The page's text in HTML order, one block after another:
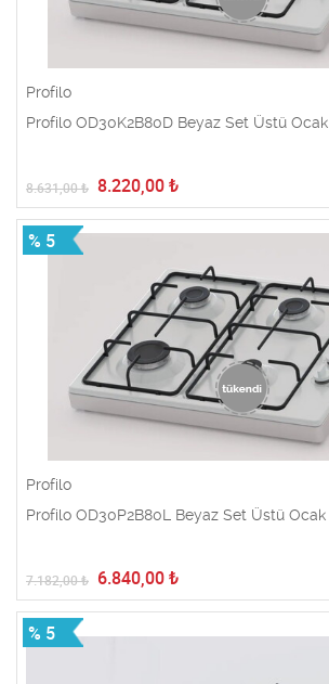
Profilo
Profilo OD30K2B80D Beyaz Set Üstü Ocak
8.631,00₺ 8.220,00 ₺
% 5
Profilo
Profilo OD30P2B80L Beyaz Set Üstü Ocak
7.182,00₺ 6.840,00 ₺
% 5